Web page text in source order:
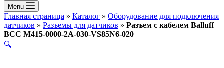
Menu
Главная страница » Каталог » Оборудование для подключения
датчиков » Разъемы для датчиков » Разъем с кабелем Balluff
BCC M415-0000-2A-030-VS85N6-020
🔍